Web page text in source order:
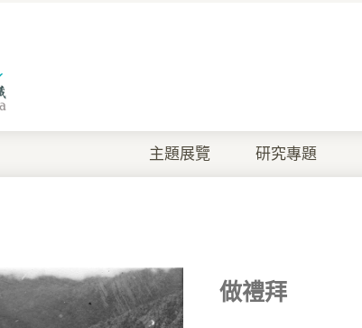
主題展覽 研究專題
做禮拜